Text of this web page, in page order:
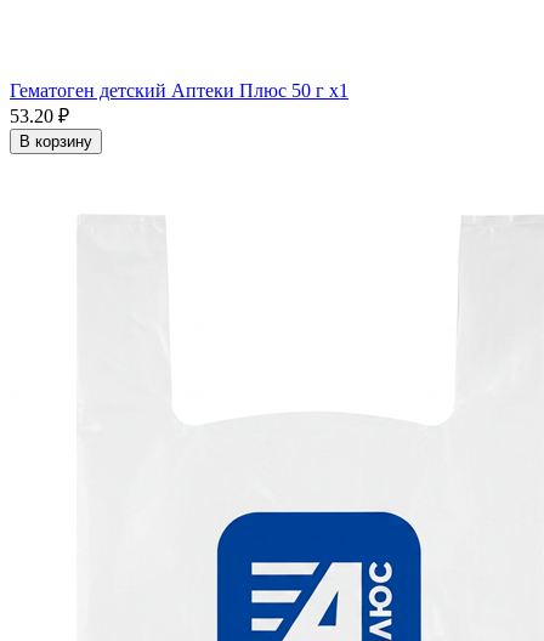
Гематоген детский Аптеки Плюс 50 г x1
53.20 ₽
В корзину